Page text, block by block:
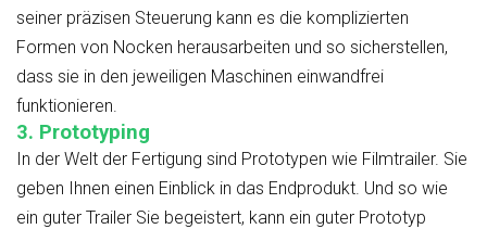
seiner präzisen Steuerung kann es die komplizierten
Formen von Nocken herausarbeiten und so sicherstellen,
dass sie in den jeweiligen Maschinen einwandfrei
funktionieren.
3. Prototyping
In der Welt der Fertigung sind Prototypen wie Filmtrailer. Sie
geben Ihnen einen Einblick in das Endprodukt. Und so wie
ein guter Trailer Sie begeistert, kann ein guter Prototyp